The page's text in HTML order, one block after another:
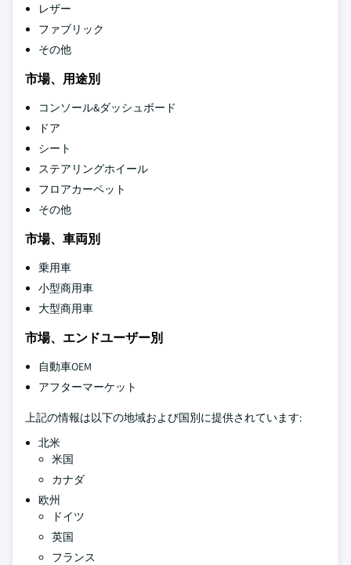
レザー
ファブリック
その他
市場、用途別
コンソール&ダッシュボード
ドア
シート
ステアリングホイール
フロアカーペット
その他
市場、車両別
乗用車
小型商用車
大型商用車
市場、エンドユーザー別
自動車OEM
アフターマーケット
上記の情報は以下の地域および国別に提供されています:
北米
米国
カナダ
欧州
ドイツ
英国
フランス